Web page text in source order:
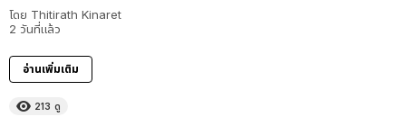
โดย Thitirath Kinaret
2 วันที่แล้ว
อ่านเพิ่มเติม
213 ดู